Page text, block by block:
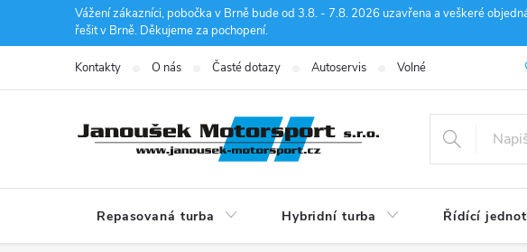
Vážení zákazníci, pobočka v Brně bude od 3.8. - 7.8. 2026 uzavřena a veškeré
řešit v Brně. Děkujeme za pochopení.
Kontakty O nás Časté dotazy Autoservis Volné pozice
Repasovaná turba Hybridní turba Řídící